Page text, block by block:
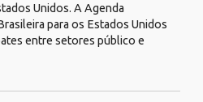
Unidos. A Agenda
para os Estados Unidos
entre setores público e